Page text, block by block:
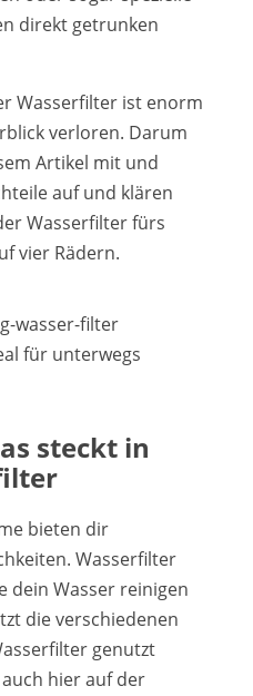
direkt getrunken
Wasserfilter ist enorm
verloren. Darum
Artikel mit und
auf und klären
Wasserfilter fürs
vier Rädern.
für unterwegs
steckt in
bieten dir
Wasserfilter
dein Wasser reinigen
die verschiedenen
genutzt
hier auf der